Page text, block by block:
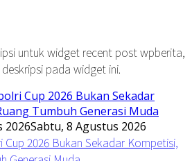
untuk widget recent post wpberita,
pada widget ini.
2026Sabtu, 8 Agustus 2026
2026 Bukan Sekadar Kompetisi,